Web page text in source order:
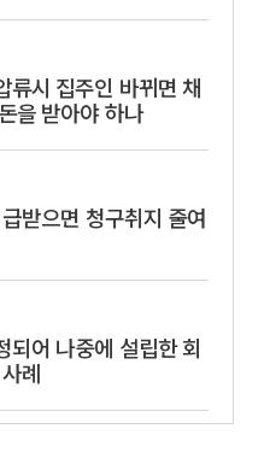
류시 집주인 바뀌면 채
을 받아야 하나
받으면 청구취지 줄여
되어 나중에 설립한 회
례